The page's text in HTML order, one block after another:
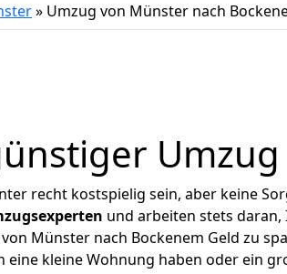
» Umzug von Münster nach
recht kostspielig sein, aber keine
und arbeiten stets daran,
Münster nach Bockenem Geld zu
eine kleine Wohnung haben oder ein